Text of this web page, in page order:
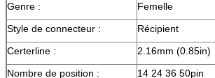
Genre :
Femelle
Style de connecteur :
Récipient
Certerline :
2.16mm (0.85in)
Nombre de position :
14 24 36 50pin